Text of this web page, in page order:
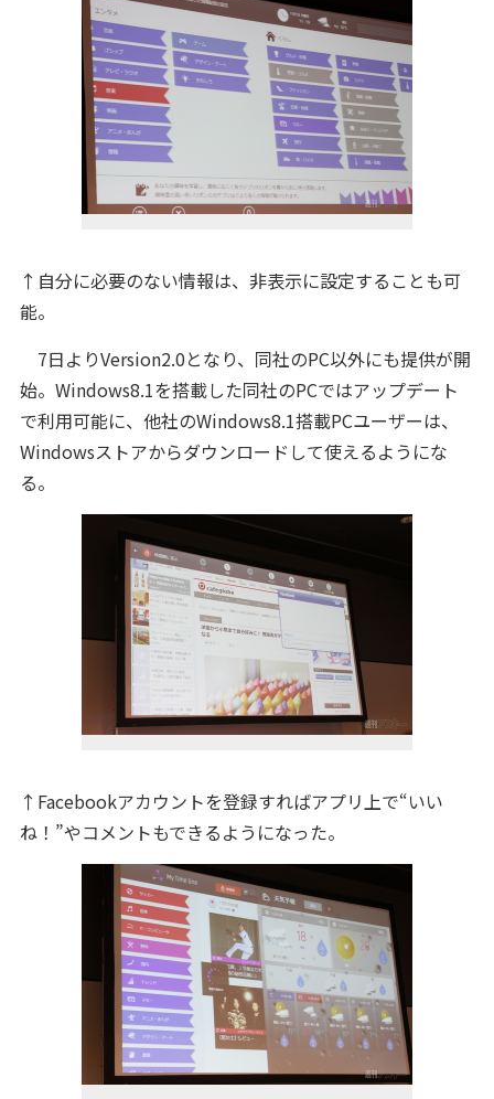
↑自分に必要のない情報は、非表示に設定することも可
能。
7日よりVersion2.0となり、同社のPC以外にも提供が開
始。Windows8.1を搭載した同社のPCではアップデート
で利用可能に、他社のWindows8.1搭載PCユーザーは、
Windowsストアからダウンロードして使えるようにな
る。
↑Facebookアカウントを登録すればアプリ上で“いい
ね！”やコメントもできるようになった。